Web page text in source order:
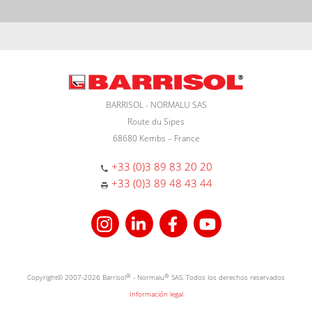
BARRISOL - NORMALU SAS
Route du Sipes
68680 Kembs – France
+33 (0)3 89 83 20 20
+33 (0)3 89 48 43 44
Copyright© 2007-2026 Barrisol® - Normalu® SAS. Todos los derechos reservados
Información legal